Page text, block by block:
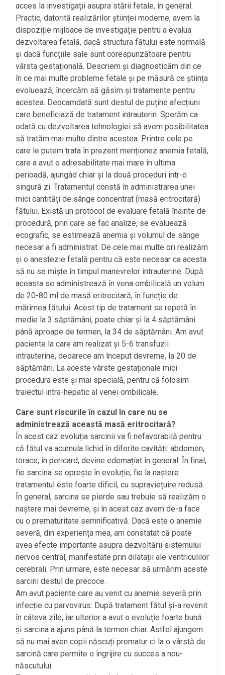
acces la investigații asupra stării fetale, în general.
Practic, datorită realizărilor științei moderne, avem la
dispoziție mijloace de investigație pentru a evalua
dezvoltarea fetală, dacă structura fătului este normală
și dacă funcțiile sale sunt corespunzătoare pentru
vârsta gestațională. Descriem și diagnosticăm din ce
în ce mai multe probleme fetale și pe măsură ce știința
evoluează, încercăm să găsim și tratamente pentru
acestea. Deocamdată sunt destul de puține afecțiuni
care beneficiază de tratament intrauterin. Sperăm ca
odată cu dezvoltarea tehnologiei să avem posibilitatea
să tratăm mai multe dintre acestea. Printre cele pe
care le putem trata în prezent menționez anemia fetală,
care a avut o adresabilitate mai mare în ultima
perioadă, ajungâd chiar și la două proceduri într-o
singură zi. Tratamentul constă în administrarea unei
mici cantități de sânge concentrat (masă eritrocitară)
fătului. Există un protocol de evaluare fetală înainte de
procedură, prin care se fac analize, se evaluează
ecografic, se estimează anemia și volumul de sânge
necesar a fi administrat. De cele mai multe ori realizăm
și o anestezie fetală pentru că este necesar ca acesta
să nu se miște în timpul manevrelor intrauterine. După
aceasta se administrează în vena ombilicală un volum
de 20-80 ml de masă eritrocitară, în funcție de
mărimea fătului. Acest tip de tratament se repetă în
medie la 3 săptămâni, poate chiar și la 4 săptămâni
până aproape de termen, la 34 de săptămâni. Am avut
paciente la care am realizat și 5-6 transfuzii
intrauterine, deoarece am început devreme, la 20 de
săptămâni. La aceste vârste gestaționale mici
procedura este și mai specială, pentru că folosim
traiectul intra-hepatic al venei ombilicale.
Care sunt riscurile în cazul în care nu se
administrează această masă eritrocitară?
În acest caz evoluția sarcinii va fi nefavorabilă pentru
că fătul va acumula lichid în diferite cavități: abdomen,
torace, în pericard, devine edemațiat în general. În final,
fie sarcina se oprește în evoluție, fie la naștere
tratamentul este foarte dificil, cu supraviețuire redusă.
În general, sarcina se pierde sau trebuie să realizăm o
naștere mai devreme, și în acest caz avem de-a face
cu o prematuritate semnificativă. Dacă este o anemie
severă, din experiența mea, am constatat că poate
avea efecte importante asupra dezvoltării sistemului
nervos central, manifestate prin dilatații ale ventriculilor
cerebrali. Prin urmare, este necesar să urmărim aceste
sarcini destul de precoce.
Am avut paciente care au venit cu anemie severă prin
infecție cu parvovirus. După tratament fătul și-a revenit
în câteva zile, iar ulterior a avut o evoluție foarte bună
și sarcina a ajuns până la termen chiar. Astfel ajungem
să nu mai aven copii născuți prematur ci la o vârstă de
sarcină care permite o îngrijire cu succes a nou-
născutului.